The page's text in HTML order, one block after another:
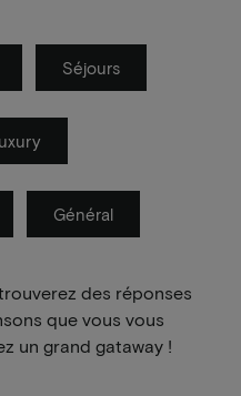
Séjours
Général
des réponses
que vous vous
un grand gataway !